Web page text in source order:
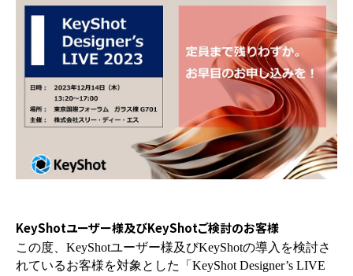
KeyShotユーザー様及びKeyShotご検討のお客様
この度、 KeyShotユーザー様及びKeyShotの導入を検討さ
れているお客様を対象とした「 KeyShot Designer’s LIVE